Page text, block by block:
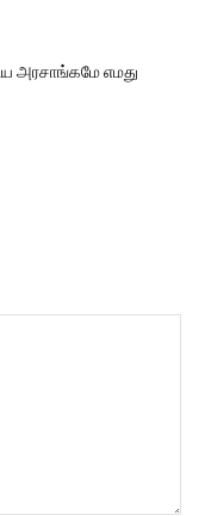
அரசாங்கமே எமது